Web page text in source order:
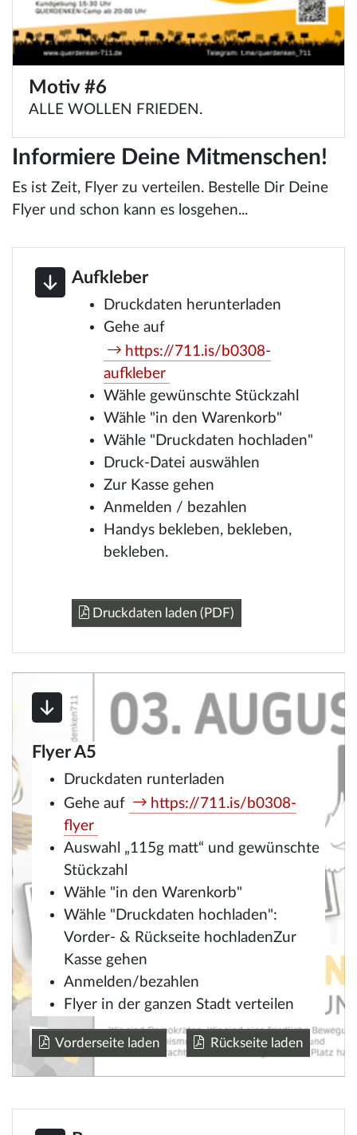
Motiv #6
ALLE WOLLEN FRIEDEN.
Informiere Deine Mitmenschen!
Es ist Zeit, Flyer zu verteilen. Bestelle Dir Deine
Flyer und schon kann es losgehen...
Aufkleber
Druckdaten herunterladen
Gehe auf
https://711.is/b0308-
aufkleber
Wähle gewünschte Stückzahl
Wähle "in den Warenkorb"
Wähle "Druckdaten hochladen"
Druck-Datei auswählen
Zur Kasse gehen
Anmelden / bezahlen
Handys bekleben, bekleben,
bekleben.
Druckdaten laden (PDF)
Flyer A5
Druckdaten runterladen
Gehe auf
https://711.is/b0308-
flyer
Auswahl „115g matt“ und gewünschte
Stückzahl
Wähle "in den Warenkorb"
Wähle "Druckdaten hochladen":
Vorder- & Rückseite hochladenZur
Kasse gehen
Anmelden/bezahlen
Flyer in der ganzen Stadt verteilen
Vorderseite laden Rückseite laden